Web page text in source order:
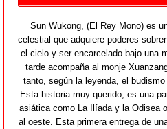
Sun Wukong, (El Rey Mono) es
celestial que adquiere poderes
el cielo y ser encarcelado bajo una
tarde acompaña al monje
tanto, según la leyenda, el
Esta historia muy querido, es una
asiática como La Ilíada y la Odisea
al oeste. Esta primera entrega de